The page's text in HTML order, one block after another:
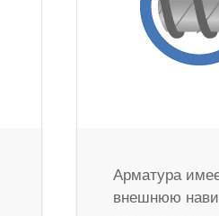
Арматура
внешнюю